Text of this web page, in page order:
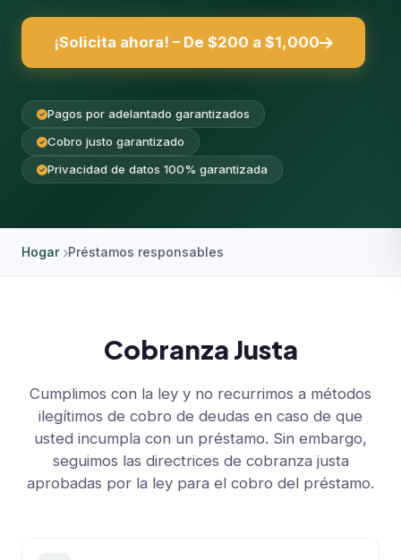
¡Solicita ahora! – De $200 a $1,000
Pagos por adelantado garantizados
Cobro justo garantizado
Privacidad de datos 100% garantizada
Hogar Préstamos responsables
Cobranza Justa
Cumplimos con la ley y no recurrimos a métodos
ilegítimos de cobro de deudas en caso de que
usted incumpla con un préstamo. Sin embargo,
seguimos las directrices de cobranza justa
aprobadas por la ley para el cobro del préstamo.